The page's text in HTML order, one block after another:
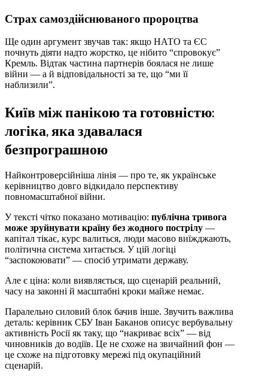
Страх самоздійснюваного пророцтва
Ще один аргумент звучав так: якщо НАТО та ЄС
почнуть діяти надто жорстко, це нібито “спровокує”
Кремль. Відтак частина партнерів боялася не лише
війни — а й відповідальності за те, що “ми її
наблизили”.
Київ між панікою та готовністю:
логіка, яка здавалася
безпрограшною
Найконтроверсійніша лінія — про те, як українське
керівництво довго відкидало перспективу
повномасштабної війни.
У тексті чітко показано мотивацію: публічна тривога
може зруйнувати країну без жодного пострілу —
капітал тікає, курс валиться, люди масово виїжджають,
політична система хитається. У цій логіці
“заспокоювати” — спосіб утримати державу.
Але є ціна: коли виявляється, що сценарій реальний,
часу на законні й масштабні кроки майже немає.
Паралельно силовий блок бачив інше. Звучить важлива
деталь: керівник СБУ Іван Баканов описує вербувальну
активність Росії як таку, що “накриває всіх” — від
чиновників до водіїв. Це не схоже на звичайний фон —
це схоже на підготовку мережі під окупаційний
сценарій.